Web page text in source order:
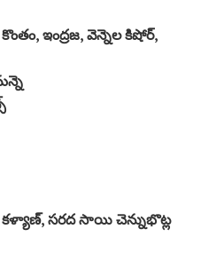
ఇంద్రజ, వెన్నెల కిషోర్,
సరద సాయి చెన్నుభొట్ల